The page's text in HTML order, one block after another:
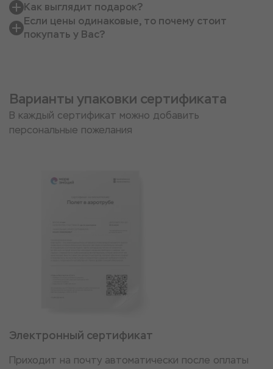
Как выглядит подарок?
Если цены одинаковые, то почему стоит
покупать у Вас?
Варианты упаковки сертификата
В каждый сертификат можно добавить
персональные пожелания
Электронный сертификат
Приходит на почту автоматически после оплаты